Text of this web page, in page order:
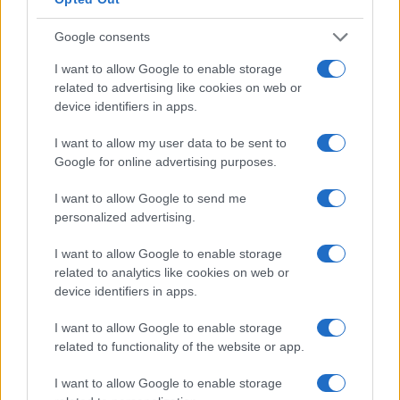
Google consents
I want to allow Google to enable storage
related to advertising like cookies on web or
device identifiers in apps.
I want to allow my user data to be sent to
Google for online advertising purposes.
I want to allow Google to send me
personalized advertising.
I want to allow Google to enable storage
related to analytics like cookies on web or
device identifiers in apps.
I want to allow Google to enable storage
related to functionality of the website or app.
I want to allow Google to enable storage
I nostri cari
I nostri cari
I nostri cari
Giovannimaria Cabras